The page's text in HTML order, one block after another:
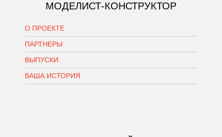
МОДЕЛИСТ-КОНСТРУКТОР
О ПРОЕКТЕ
ПАРТНЕРЫ
ВЫПУСКИ
ВАША ИСТОРИЯ